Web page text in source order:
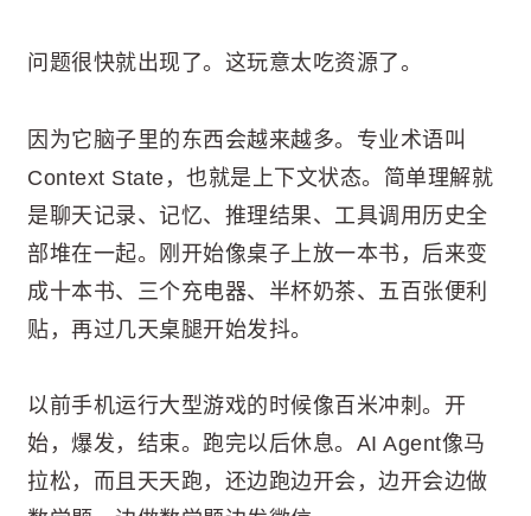
问题很快就出现了。这玩意太吃资源了。
因为它脑子里的东西会越来越多。专业术语叫
Context State，也就是上下文状态。简单理解就
是聊天记录、记忆、推理结果、工具调用历史全
部堆在一起。刚开始像桌子上放一本书，后来变
成十本书、三个充电器、半杯奶茶、五百张便利
贴，再过几天桌腿开始发抖。
以前手机运行大型游戏的时候像百米冲刺。开
始，爆发，结束。跑完以后休息。AI Agent像马
拉松，而且天天跑，还边跑边开会，边开会边做